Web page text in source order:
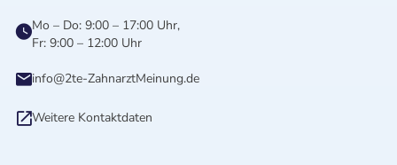
Mo – Do: 9:00 – 17:00 Uhr,
Fr: 9:00 – 12:00 Uhr
info@2te-ZahnarztMeinung.de
Weitere Kontaktdaten